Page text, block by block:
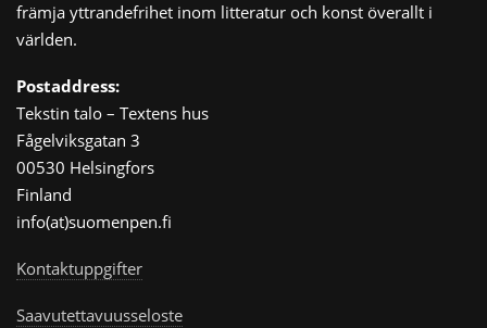
främja yttrandefrihet inom litteratur och konst överallt i
världen.
Postaddress:
Tekstin talo – Textens hus
Fågelviksgatan 3
00530 Helsingfors
Finland
info(at)suomenpen.fi
Kontaktuppgifter
Saavutettavuusseloste